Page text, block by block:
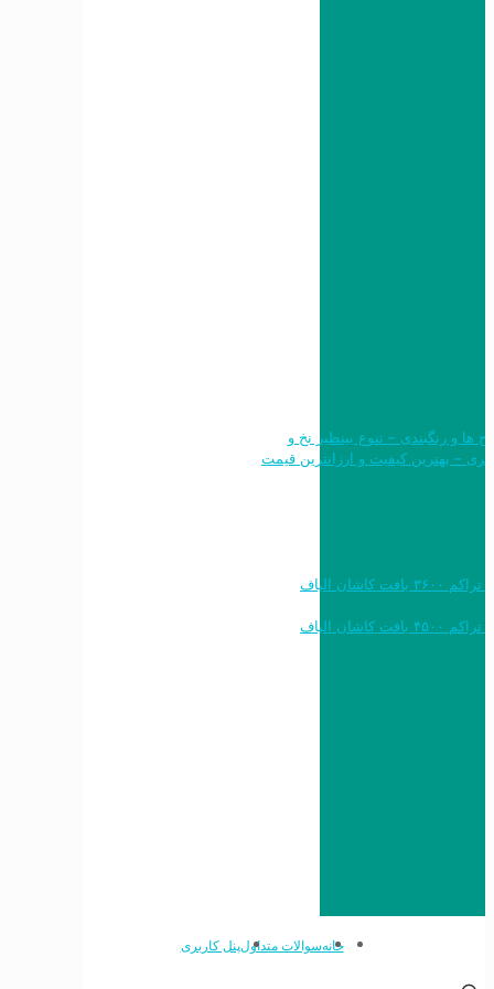
طرح ها و رنگبندی – تنوع بینظیر نخ و
خرید به قیمت فرش ماشینی ۱۲۰۰ شانه تراکم ۳۶۰۰ بافت کاشان الیاف
خرید به قیمت فرش ماشینی ۱۵۰۰ شانه تراکم ۴۵۰۰ بافت کاشان الیاف
خانهسوالات متداولپنل کاربری